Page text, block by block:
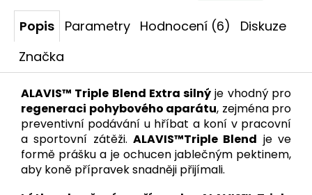
Popis Parametry Hodnocení (6)
Diskuze
Značka
ALAVIS™ Triple Blend Extra silný je vhodný pro
regeneraci pohybového aparátu, zejména pro
preventivní podávání u hříbat a koní v pracovní
a sportovní zátěži. ALAVIS™Triple Blend je ve
formě prášku a je ochucen jablečným pektinem,
aby koně přípravek snadněji přijímali.